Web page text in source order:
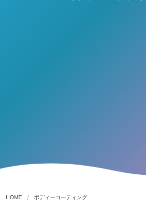
HOME ボディーコーティング